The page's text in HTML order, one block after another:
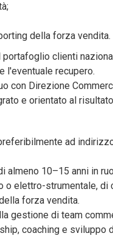
della forza vendita.
clienti
l'eventuale recupero.
con Direzione
e orientato al
ad
almeno 10–15 anni in
elettro-strumentale, di
forza vendita.
gestione di team
coaching e sviluppo